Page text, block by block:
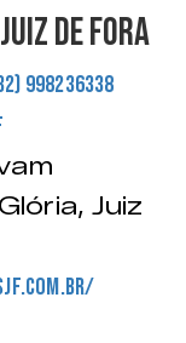
DE FORA
998236338
Juiz